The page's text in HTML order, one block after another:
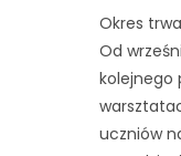
Okres
Od
kolejnego
uczniów